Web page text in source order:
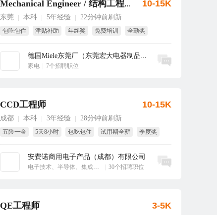
Mechanical Engineer / 结构工程师
东莞 本科 5年经验 22分钟前刷新
包吃包住 津贴补助 年终奖 免费培训
全勤奖
德国Miele东莞厂（东莞宏大电器制品有...
家电
7个招聘职位
10-15K
立即沟通
CCD工程师
成都 本科 3年经验 28分钟前刷新
五险一金 5天8小时 包吃包住 试用期全薪
季度奖
安费诺商用电子产品（成都）有限公司
电子技术、半导体、集成电路 30个招聘职位
10-15K
立即沟通
QE工程师 3-5K